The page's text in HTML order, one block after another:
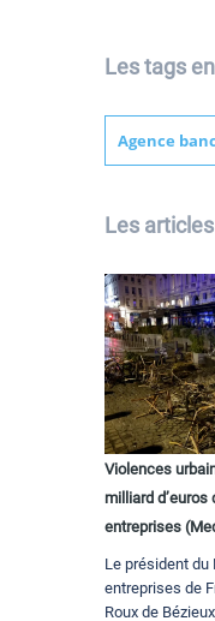
Les tags
Agence
Les
Violences
milliard d’euros
entreprises
Le président du
entreprises de
Roux de